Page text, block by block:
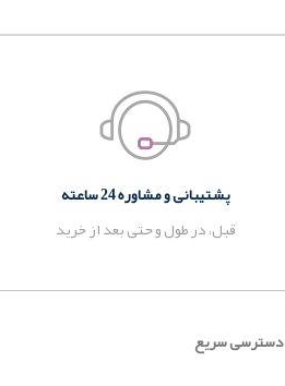
پشتیبانی و مشاوره 24 ساعته
قبل، در طول و حتی بعد از خرید
دسترسی سریع